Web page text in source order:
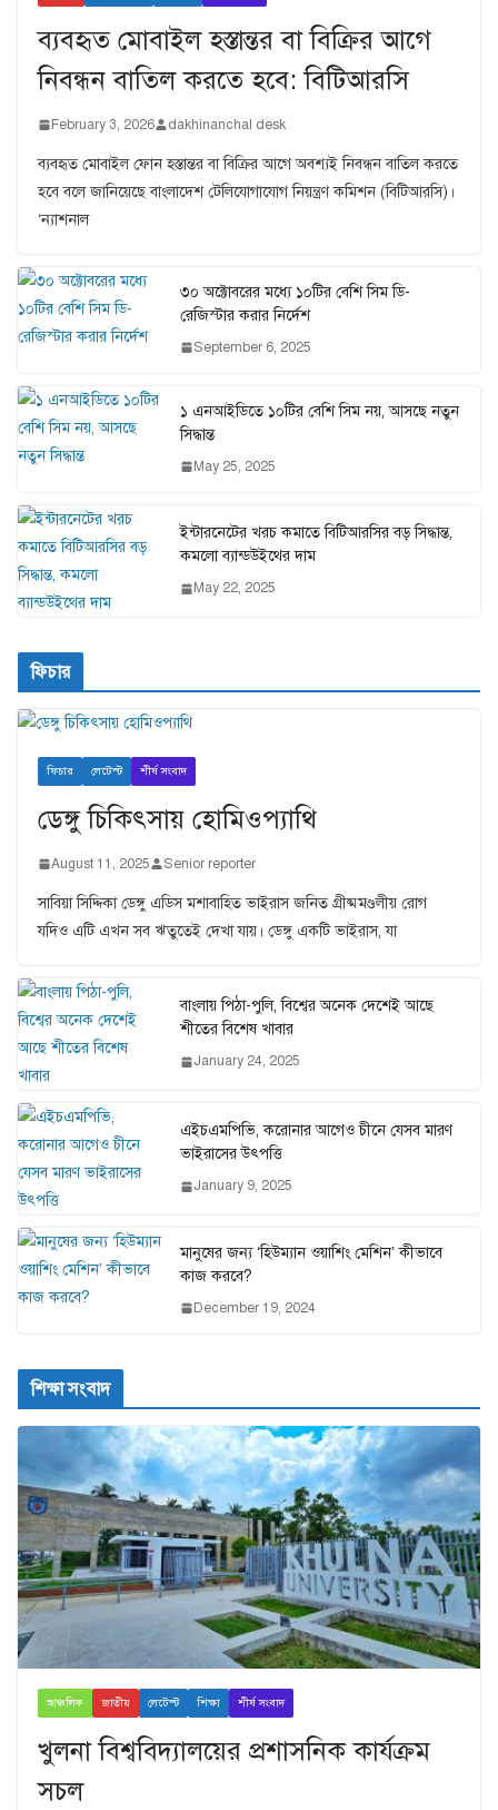
ব্যবহৃত মোবাইল হস্তান্তর বা বিক্রির আগে
নিবন্ধন বাতিল করতে হবে: বিটিআরসি
February 3, 2026 dakhinanchal desk
ব্যবহৃত মোবাইল ফোন হস্তান্তর বা বিক্রির আগে অবশ্যই নিবন্ধন বাতিল করতে
হবে বলে জানিয়েছে বাংলাদেশ টেলিযোগাযোগ নিয়ন্ত্রণ কমিশন (বিটিআরসি)।
‘ন্যাশনাল
৩০ অক্টোবরের মধ্যে ১০টির বেশি সিম ডি-
রেজিস্টার করার নির্দেশ
September 6, 2025
১ এনআইডিতে ১০টির বেশি সিম নয়, আসছে নতুন
সিদ্ধান্ত
May 25, 2025
ইন্টারনেটের খরচ কমাতে বিটিআরসির বড় সিদ্ধান্ত,
কমলো ব্যান্ডউইথের দাম
May 22, 2025
ফিচার
ফিচার লেটেস্ট শীর্ষ সংবাদ
ডেঙ্গু চিকিৎসায় হোমিওপ্যাথি
August 11, 2025 Senior reporter
সাবিয়া সিদ্দিকা ডেঙ্গু এডিস মশাবাহিত ভাইরাস জনিত গ্রীষ্মমণ্ডলীয় রোগ
যদিও এটি এখন সব ঋতুতেই দেখা যায়। ডেঙ্গু একটি ভাইরাস, যা
বাংলায় পিঠা-পুলি, বিশ্বের অনেক দেশেই আছে
শীতের বিশেষ খাবার
January 24, 2025
এইচএমপিভি, করোনার আগেও চীনে যেসব মারণ
ভাইরাসের উৎপত্তি
January 9, 2025
মানুষের জন্য ‘হিউম্যান ওয়াশিং মেশিন’ কীভাবে
কাজ করবে?
December 19, 2024
শিক্ষা সংবাদ
আঞ্চলিক জাতীয় লেটেস্ট শিক্ষা শীর্ষ সংবাদ
খুলনা বিশ্ববিদ্যালয়ের প্রশাসনিক কার্যক্রম
সচল